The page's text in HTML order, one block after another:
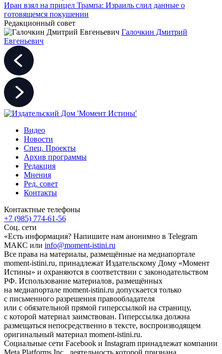
Иран взял на прицел Трампа: Израиль слил данные о
готовящемся покушении
Редакционный совет
Галочкин Дмитрий
Евгеньевич
Видео
Новости
Спец. Проекты
Архив программы
Редакция
Мнения
Ред. совет
Контакты
Контактные телефоны
+7 (985) 774-61-56
Соц. сети
«Есть информация? Напишите нам анонимно в Telegram
МАКС или info@moment-istini.ru
Все права на материалы, размещённые на медиапортале
moment-istini.ru, принадлежат Издательскому Дому «Момент
Истины» и охраняются в соответствии с законодательством
РФ. Использование материалов, размещённых
на медиапортале moment-istini.ru допускается только
с письменного разрешения правообладателя
или с обязательной прямой гиперссылкой на страницу,
с которой материал заимствован. Гиперссылка должна
размещаться непосредственно в тексте, воспроизводящем
оригинальный материал moment-istini.ru.
Социальные сети Facebook и Instagram принадлежат компании
Meta Platforms Inc., деятельность которой признана